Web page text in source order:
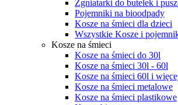
Zgniatarki do butelek i
Pojemniki na bioodpady
Kosze na śmieci dla dzieci
Wszystkie Kosze i
Kosze na śmieci
Kosze na śmieci do 30l
Kosze na śmieci 30l - 60l
Kosze na śmieci 60l i
Kosze na śmieci metalowe
Kosze na śmieci plastikowe